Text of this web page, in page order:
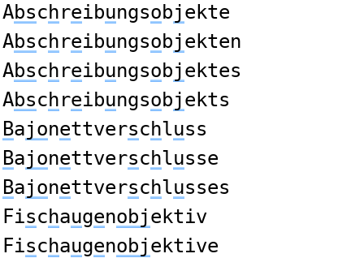
Abschreibungsobjekte
Abschreibungsobjekten
Abschreibungsobjektes
Abschreibungsobjekts
Bajonettverschluss
Bajonettverschlusse
Bajonettverschlusses
Fischaugenobjektiv
Fischaugenobjektive